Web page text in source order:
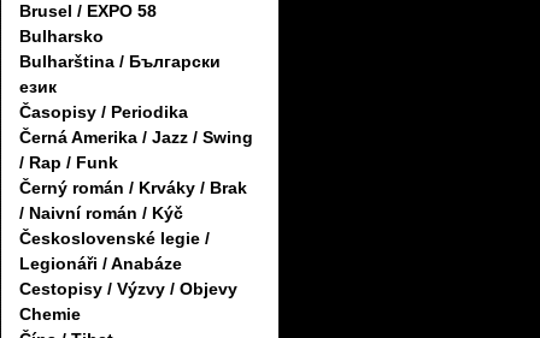
Brusel / EXPO 58
Bulharsko
Bulharština / Български
език
Časopisy / Periodika
Černá Amerika / Jazz / Swing
/ Rap / Funk
Černý román / Krváky / Brak
/ Naivní román / Kýč
Československé legie /
Legionáři / Anabáze
Cestopisy / Výzvy / Objevy
Chemie